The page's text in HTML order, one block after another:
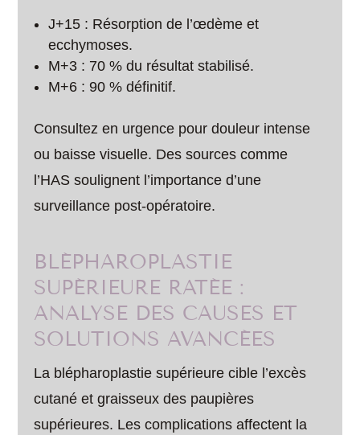
J+15 : Résorption de l’œdème et
ecchymoses.
M+3 : 70 % du résultat stabilisé.
M+6 : 90 % définitif.
Consultez en urgence pour douleur intense
ou baisse visuelle. Des sources comme
l’HAS soulignent l’importance d’une
surveillance post-opératoire.
BLÉPHAROPLASTIE
SUPÉRIEURE RATÉE :
ANALYSE DES CAUSES ET
SOLUTIONS AVANCÉES
La blépharoplastie supérieure cible l’excès
cutané et graisseux des paupières
supérieures. Les complications affectent la